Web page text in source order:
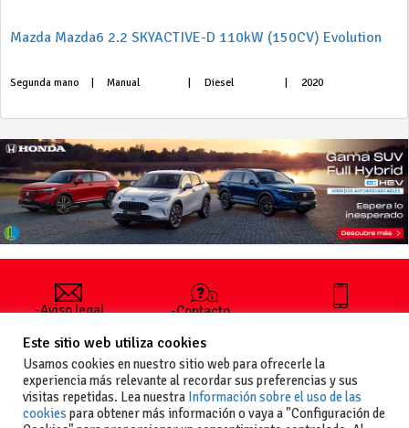
Mazda Mazda6 2.2 SKYACTIVE-D 110kW (150CV) Evolution
Segunda mano Manual Diesel 2020
-Aviso legal
generales
de uso
-Política de
privacidad
-Contacto
publicar un
anuncio
-Vende+
+34 627 35
Este sitio web utiliza cookies
Usamos cookies en nuestro sitio web para ofrecerle la
experiencia más relevante al recordar sus preferencias y sus
visitas repetidas. Lea nuestra Información sobre el uso de las
cookies para obtener más información o vaya a "Configuración de